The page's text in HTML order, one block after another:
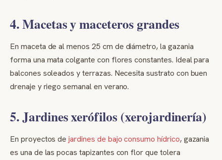
4. Macetas y maceteros grandes
En maceta de al menos 25 cm de diámetro, la gazania
forma una mata colgante con flores constantes. Ideal para
balcones soleados y terrazas. Necesita sustrato con buen
drenaje y riego semanal en verano.
5. Jardines xerófilos (xerojardinería)
En proyectos dejardines de bajo consumo hídrico, gazania
es una de las pocas tapizantes con flor que tolera